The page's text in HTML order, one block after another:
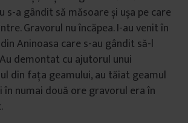
s-a gândit să măsoare și ușa pe care
Gravorul nu încăpea. I-au venit în
Aninoasa care s-au gândit să-l
demontat cu ajutorul unui
din fața geamului, au tăiat geamul
în numai două ore gravorul era în